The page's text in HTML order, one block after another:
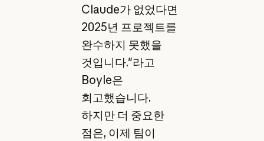
Claude가 없었다면
2025년 프로젝트를
완수하지 못했을
것입니다."라고
Boyle은
회고했습니다.
하지만 더 중요한
점은, 이제 팀이